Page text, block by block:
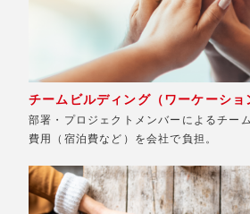
チームビルディング（ワーケーショ
部署・プロジェクトメンバーによるチー
費用（宿泊費など）を会社で負担。